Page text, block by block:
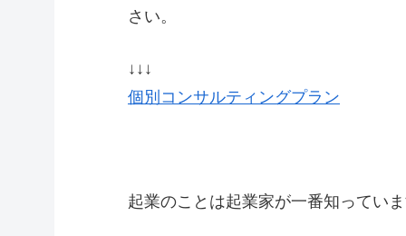
さい。
↓↓↓
個別コンサルティングプラン
起業のことは起業家が一番知ってい